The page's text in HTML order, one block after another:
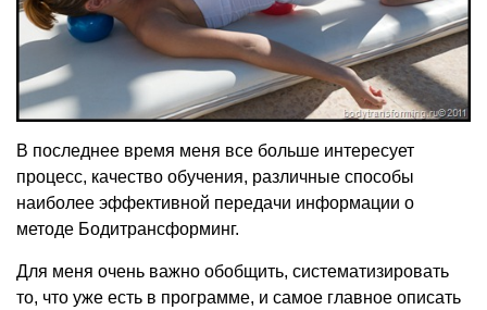
В последнее время меня все больше интересует
процесс, качество обучения, различные способы
наиболее эффективной передачи информации о
методе Бодитрансформинг.
Для меня очень важно обобщить, систематизировать
то, что уже есть в программе, и самое главное описать